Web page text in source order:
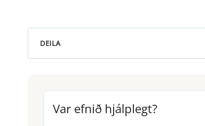
DEILA
Var efnið hjálplegt?
Var efnið hjálplegt?